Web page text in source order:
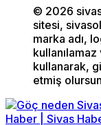
© 2026
sitesi,
marka adı,
kullanarak,
etmiş